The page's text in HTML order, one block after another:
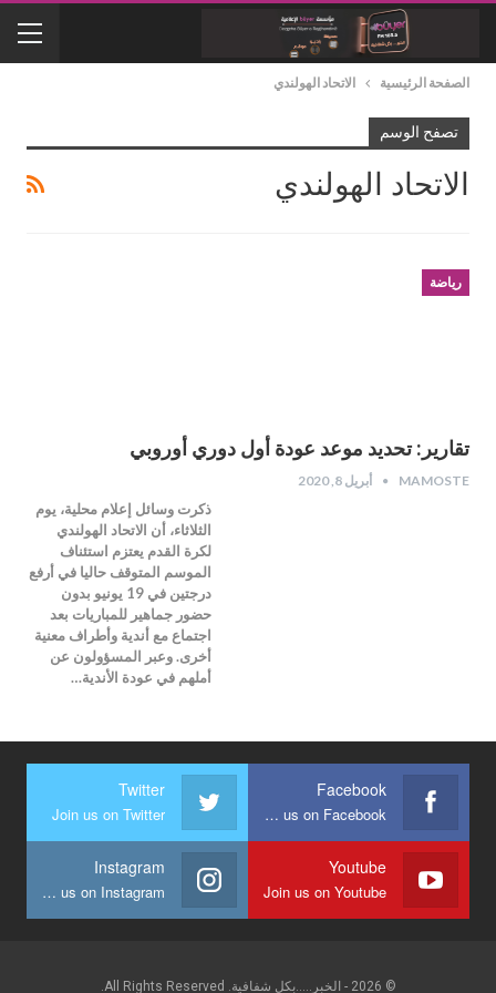
الصفحة الرئيسية الاتحاد الهولندي
تصفح الوسم
الاتحاد الهولندي
رياضة
تقارير: تحديد موعد عودة أول دوري أوروبي
MAMOSTE أبريل 8, 2020
ذكرت وسائل إعلام محلية، يوم
الثلاثاء، أن الاتحاد الهولندي
لكرة القدم يعتزم استئناف
الموسم المتوقف حاليا في أرفع
درجتين في 19 يونيو بدون
حضور جماهير للمباريات بعد
اجتماع مع أندية وأطراف معنية
أخرى. وعبر المسؤولون عن
أملهم في عودة الأندية…
Facebook
Join us on Facebook
Twitter
Join us on Twitter
Youtube
Join us on Youtube
Instagram
Join us on Instagram
© 2026 - الخبر.....بكل شفافية. All Rights Reserved.